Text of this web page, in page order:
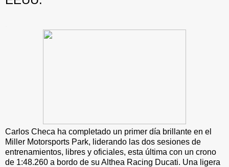
Carlos Checa ha completado un primer día brillante en el
Miller Motorsports Park, liderando las dos sesiones de
entrenamientos, libres y oficiales, esta última con un crono
de 1:48.260 a bordo de su Althea Racing Ducati. Una ligera